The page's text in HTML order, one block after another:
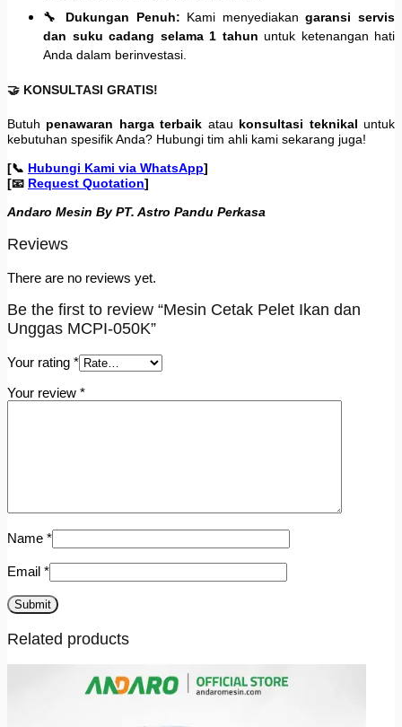
🔧 Dukungan Penuh: Kami menyediakangaransi servis
dan suku cadang selama 1 tahun untuk ketenangan hati
Anda dalam berinvestasi.
🤝 KONSULTASI GRATIS!
Butuh penawaran harga terbaik atau konsultasi teknikal untuk
kebutuhan spesifik Anda? Hubungi tim ahli kami sekarang juga!
[📞 Hubungi Kami via WhatsApp]
[📧 Request Quotation]
Andaro Mesin By PT. Astro Pandu Perkasa
Reviews
There are no reviews yet.
Be the first to review “Mesin Cetak Pelet Ikan dan
Unggas MCPI-050K”
Your rating *
Your review *
Name *
Email *
Related products